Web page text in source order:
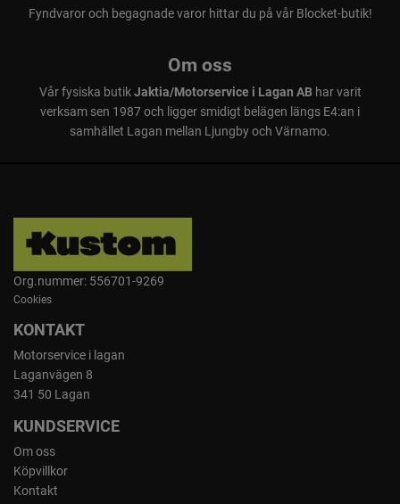
Fyndvaror och begagnade varor hittar du på vår Blocket-butik!
Om oss
Vår fysiska butikJaktia/Motorservice i Lagan ABhar varit
verksam sen 1987 och ligger smidigt belägen längs E4:an i
samhället Lagan mellan Ljungby och Värnamo.
Org.nummer: 556701-9269
Cookies
KONTAKT
Motorservice i lagan
Laganvägen 8
341 50 Lagan
KUNDSERVICE
Om oss
Köpvillkor
Kontakt